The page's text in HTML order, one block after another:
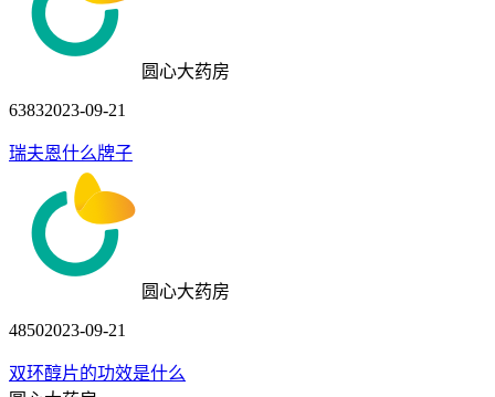
圆心大药房
63832023-09-21
瑞夫恩什么牌子
圆心大药房
48502023-09-21
双环醇片的功效是什么